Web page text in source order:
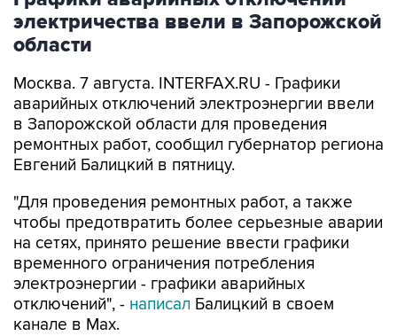
электричества ввели в Запорожской
области
Москва. 7 августа. INTERFAX.RU - Графики
аварийных отключений электроэнергии ввели
в Запорожской области для проведения
ремонтных работ, сообщил губернатор региона
Евгений Балицкий в пятницу.
"Для проведения ремонтных работ, а также
чтобы предотвратить более серьезные аварии
на сетях, принято решение ввести графики
временного ограничения потребления
электроэнергии - графики аварийных
отключений", - написал Балицкий в своем
канале в Max.